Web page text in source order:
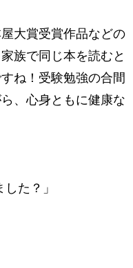
大賞受賞作品などの
族で同じ本を読むと
ね！受験勉強の合間
、心身ともに健康な
た？」